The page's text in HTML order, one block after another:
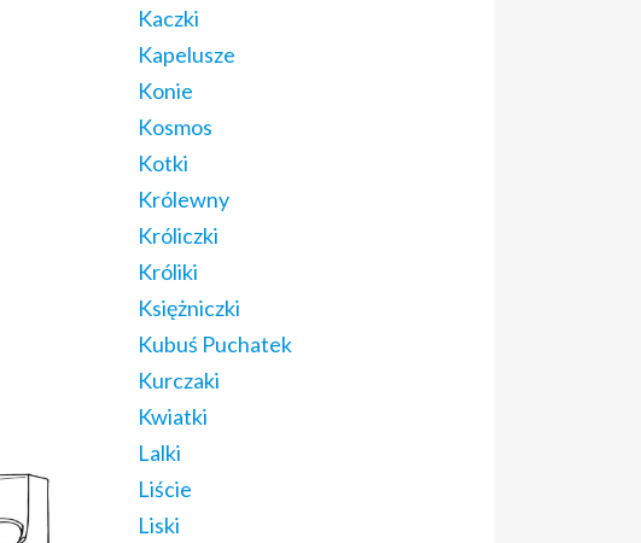
Kaczki
Kapelusze
Konie
Kosmos
Kotki
Królewny
Króliczki
Króliki
Księżniczki
Kubuś Puchatek
Kurczaki
Kwiatki
Lalki
Liście
Liski